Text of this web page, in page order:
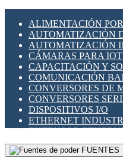
SENSORES
TEMPORIZADORES
VARIACS
VARIADORES DE
SECCIONADORES -
MAQUINARIA
HERRAMIENTAS
ILUMINACIÓN LED
INTERRUPTORES
INTERFACES DE
OTROS RELÉS
PROTECCIÓN
RELÉS
RELÉS DE SEÑAL
RELÉS DE ESTADO
RELÉS
RELÉS MINIATURA
SENSORES
ALIMENTACIÓN
AUTOMATIZACIÓN
AUTOMATIZACIÓN
CÁMARAS PARA IOT
CAPACITACIÓN Y
COMUNICACIÓN
CONVERSORES DE
CONVERSORES
DISPOSITIVOS I/O
ETHERNET
EXTENSOR
GATEWAY
GESTIÓN DE REDES
FUENTES